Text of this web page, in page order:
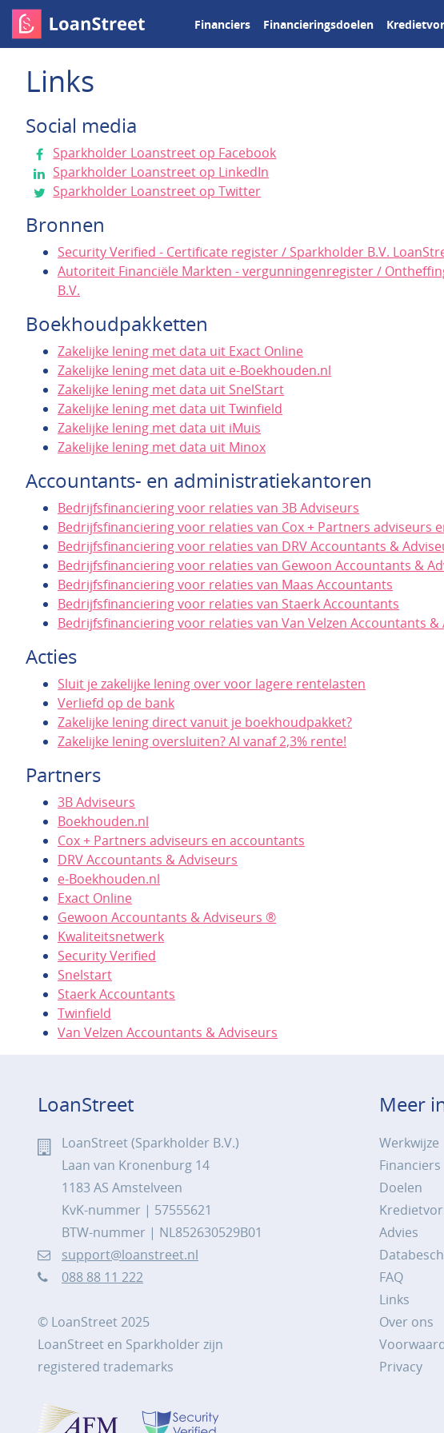
Financiers Financieringsdoelen
Links
Social media
Sparkholder Loanstreet op Facebook
Sparkholder Loanstreet op LinkedIn
Sparkholder Loanstreet op Twitter
Bronnen
Security Verified - Certificate register / Sparkholder B.V.
Autoriteit Financiële Markten - vergunningenregister /
B.V.
Boekhoudpakketten
Zakelijke lening met data uit Exact Online
Zakelijke lening met data uit e-Boekhouden.nl
Zakelijke lening met data uit SnelStart
Zakelijke lening met data uit Twinfield
Zakelijke lening met data uit iMuis
Zakelijke lening met data uit Minox
Accountants- en administratiekantoren
Bedrijfsfinanciering voor relaties van 3B Adviseurs
Bedrijfsfinanciering voor relaties van Cox + Partners adviseurs
Bedrijfsfinanciering voor relaties van DRV Accountants &
Bedrijfsfinanciering voor relaties van Gewoon Accountants &
Bedrijfsfinanciering voor relaties van Maas Accountants
Bedrijfsfinanciering voor relaties van Staerk Accountants
Bedrijfsfinanciering voor relaties van Van Velzen Accountants &
Acties
Sluit je zakelijke lening over voor lagere rentelasten
Verliefd op de bank
Zakelijke lening direct vanuit je boekhoudpakket?
Zakelijke lening oversluiten? Al vanaf 2,3% rente!
Partners
3B Adviseurs
Boekhouden.nl
Cox + Partners adviseurs en accountants
DRV Accountants & Adviseurs
e-Boekhouden.nl
Exact Online
Gewoon Accountants & Adviseurs ®
Kwaliteitsnetwerk
Security Verified
Snelstart
Staerk Accountants
Twinfield
Van Velzen Accountants & Adviseurs
LoanStreet
LoanStreet (Sparkholder B.V.)
Laan van Kronenburg 14
1183 AS Amstelveen
KvK-nummer | 57555621
BTW-nummer | NL852630529B01
support@loanstreet.nl
088 88 11 222
© LoanStreet 2025
LoanStreet en Sparkholder zijn
registered trademarks
Meer
Werkwijze
Financiers
Doelen
Advies
FAQ
Links
Over ons
Privacy